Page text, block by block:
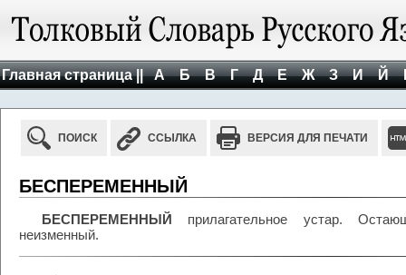
Главная страница || А Б В Г Д Е Ж З И Й
ПОИСК ССЫЛКА ВЕРСИЯ ДЛЯ ПЕЧАТИ
БЕСПЕРЕМЕННЫЙ
БЕСПЕРЕМЕННЫЙ прилагательное устар.
неизменный.